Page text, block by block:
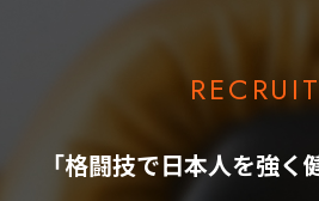
「格闘技で日本人を強く